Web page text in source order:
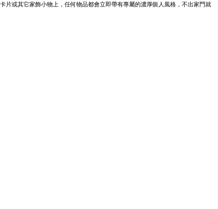
或其它家飾小物上，任何物品都會立即帶有專屬的濃厚個人風格，不出家門就